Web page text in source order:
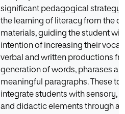
significant pedagogical strategy
the learning of literacy from the
materials, guiding the student
intention of increasing their
verbal and written productions
generation of words, pharases
meaningful paragraphs. These
integrate students with sensory,
and didactic elements through a